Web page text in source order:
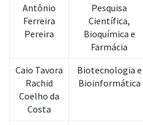
Antônio
Ferreira
Pereira
Pesquisa
Científica,
Bioquímica e
Farmácia
Caio Tavora
Rachid
Coelho da
Costa
Biotecnologia e
Bioinformática